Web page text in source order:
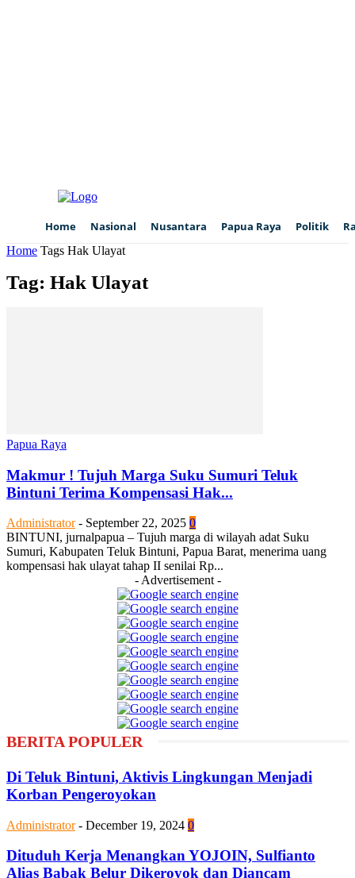
Home Nasional Nusantara Papua Raya Politik
Home Tags Hak Ulayat
Tag: Hak Ulayat
Papua Raya
Makmur ! Tujuh Marga Suku Sumuri Teluk
Bintuni Terima Kompensasi Hak...
Administrator - September 22, 2025 0
BINTUNI, jurnalpapua – Tujuh marga di wilayah adat Suku
Sumuri, Kabupaten Teluk Bintuni, Papua Barat, menerima uang
kompensasi hak ulayat tahap II senilai Rp...
- Advertisement -
BERITA POPULER
Di Teluk Bintuni, Aktivis Lingkungan Menjadi
Korban Pengeroyokan
Administrator - December 19, 2024 0
Dituduh Kerja Menangkan YOJOIN, Sulfianto
Alias Babak Belur Dikeroyok dan Diancam